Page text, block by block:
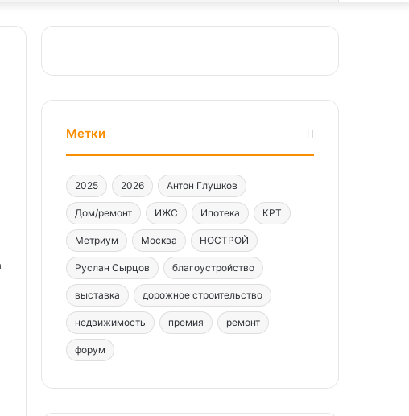
Метки
2025 2026 Антон Глушков
Дом/ремонт ИЖС Ипотека КРТ
Метриум Москва НОСТРОЙ
Руслан Сырцов благоустройство
выставка дорожное строительство
недвижимость премия ремонт
форум